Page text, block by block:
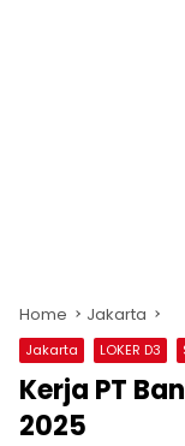
Home Jakarta
Jakarta LOKER D3
Kerja PT
2025